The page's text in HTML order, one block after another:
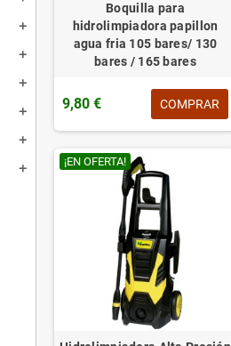
add
add
add
add
add
add
Boquilla para
hidrolimpiadora papillon
agua fria 105 bares/ 130
bares / 165 bares
9,80 € COMPRAR
¡EN OFERTA!